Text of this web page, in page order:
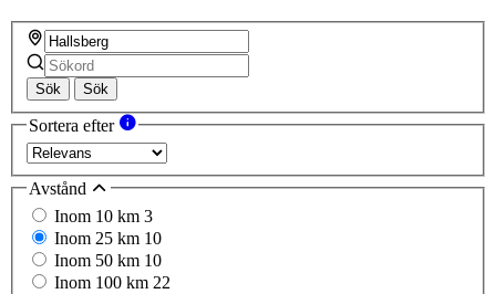
Sök Sök
Sortera efter
Avstånd
Inom 10 km 3
Inom 25 km 10
Inom 50 km 10
Inom 100 km 22